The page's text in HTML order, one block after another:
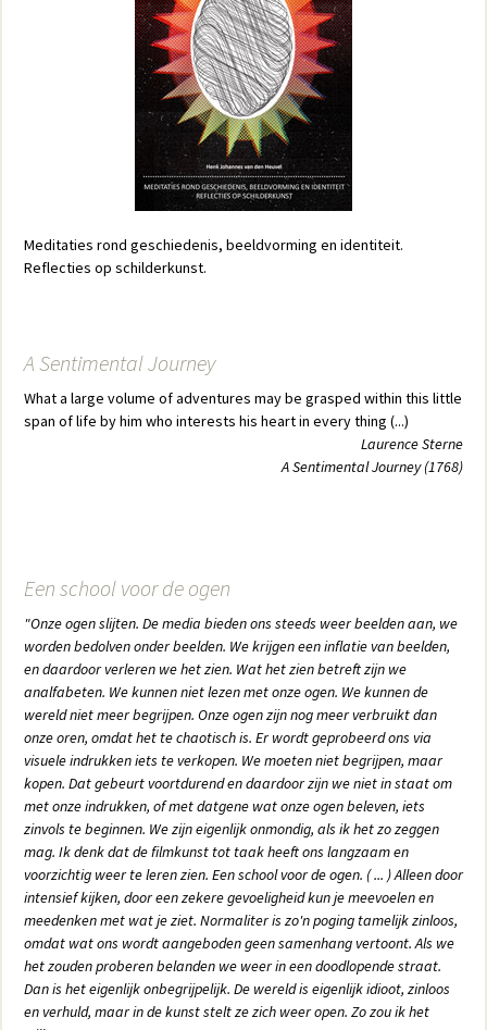
Meditaties rond geschiedenis, beeldvorming en identiteit.
Reflecties op schilderkunst.
A Sentimental Journey
What a large volume of adventures may be grasped within this little
span of life by him who interests his heart in every thing (...)
Laurence Sterne
A Sentimental Journey (1768)
Een school voor de ogen
"Onze ogen slijten. De media bieden ons steeds weer beelden aan, we
worden bedolven onder beelden. We krijgen een inflatie van beelden,
en daardoor verleren we het zien. Wat het zien betreft zijn we
analfabeten. We kunnen niet lezen met onze ogen. We kunnen de
wereld niet meer begrijpen. Onze ogen zijn nog meer verbruikt dan
onze oren, omdat het te chaotisch is. Er wordt geprobeerd ons via
visuele indrukken iets te verkopen. We moeten niet begrijpen, maar
kopen. Dat gebeurt voortdurend en daardoor zijn we niet in staat om
met onze indrukken, of met datgene wat onze ogen beleven, iets
zinvols te beginnen. We zijn eigenlijk onmondig, als ik het zo zeggen
mag. Ik denk dat de filmkunst tot taak heeft ons langzaam en
voorzichtig weer te leren zien. Een school voor de ogen. ( ... ) Alleen door
intensief kijken, door een zekere gevoeligheid kun je meevoelen en
meedenken met wat je ziet. Normaliter is zo'n poging tamelijk zinloos,
omdat wat ons wordt aangeboden geen samenhang vertoont. Als we
het zouden proberen belanden we weer in een doodlopende straat.
Dan is het eigenlijk onbegrijpelijk. De wereld is eigenlijk idioot, zinloos
en verhuld, maar in de kunst stelt ze zich weer open. Zo zou ik het